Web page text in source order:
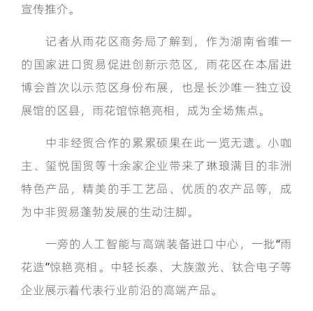
宣传推介。
记者从雨花区商务局了解到，作为湖南省唯一
的国家进口贸易促进创新示范区，雨花区在本届进
博会首次以示范区身份布展，也是长沙唯一独立设
展馆的区县，雨花馆惊艳亮相，成为全场焦点。
中非经贸合作的累累硕果在此一览无遗。小咖
主、玺悦国贸等十余家企业带来了琳琅满目的非洲
特色产品，精美的手工艺品、优质的农产品等，成
为中非贸易蓬勃发展的生动注脚。
一旁的人工智能与高端装备进口中心，一批“雨
花造”惊艳亮相。中轻长泰、大族激光、钛合电子等
企业展示着代表行业前沿的高端产品。